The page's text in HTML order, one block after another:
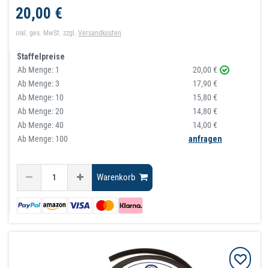
20,00 €
inkl. ges. MwSt. zzgl.Versandkosten
Staffelpreise
Ab Menge: 1
20,00 €
Ab Menge:3
17,90 €
Ab Menge: 10
15,80 €
Ab Menge:20
14,80 €
Ab Menge:40
14,00 €
Ab Menge: 100
anfragen
Warenkorb